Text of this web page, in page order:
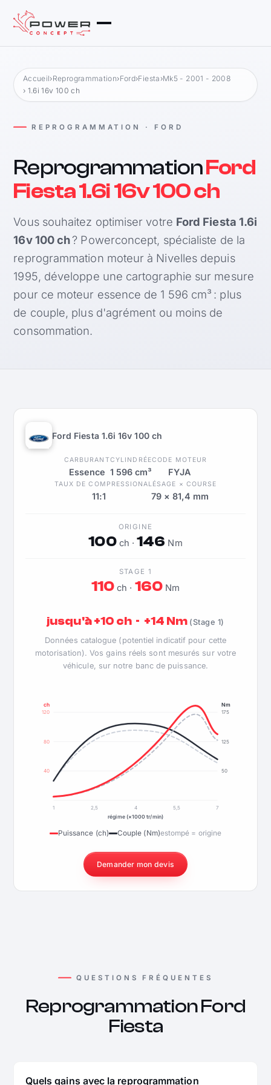
Accueil›Reprogrammation›Ford›Fiesta ›Mk5 - 2001 - 2008
› 1.6i 16v 100 ch
REPROGRAMMATION · FORD
ReprogrammationFord
Fiesta 1.6i 16v 100 ch
Vous souhaitez optimiser votre Ford Fiesta 1.6i
16v 100 ch? Powerconcept, spécialiste de la
reprogrammation moteur à Nivelles depuis
1995, développe une cartographie sur mesure
pour ce moteur essence de 1 596 cm³ : plus
de couple, plus d'agrément ou moins de
consommation.
Ford Fiesta 1.6i 16v 100 ch
CARBURANT
Essence
CYLINDRÉE
1 596 cm³
CODE MOTEUR
FYJA
TAUX DE COMPRESSION
11:1
ALÉSAGE × COURSE
79 × 81,4 mm
ORIGINE
100ch ·146 Nm
STAGE 1
110 ch · 160Nm
jusqu'à +10 ch · +14 Nm (Stage 1)
Données catalogue (potentiel indicatif pour cette
motorisation). Vos gains réels sont mesurés sur votre
véhicule, sur notre banc de puissance.
40
80
120
50
125
175
ch Nm
1 2,5 4 5,5
7
régime (×1000 tr/min)
Puissance (ch) Couple (Nm)estompé = origine
Demander mon devis
QUESTIONS FRÉQUENTES
Reprogrammation Ford
Fiesta
Quels gains avec la reprogrammation